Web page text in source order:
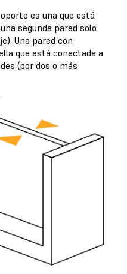
es una que está
segunda pared solo
Una pared con
que está conectada a
(por dos o más